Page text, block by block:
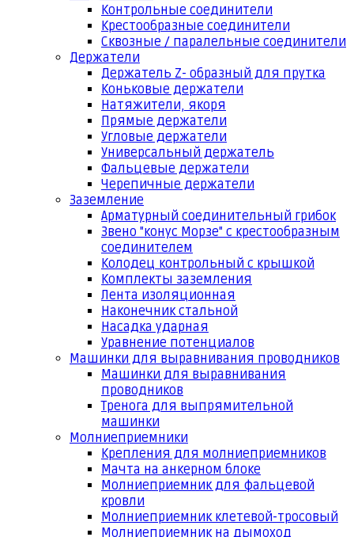
Контрольные соединители
Крестообразные соединители
Сквозные / паралельные соединители
Держатели
Держатель Z- образный для прутка
Коньковые держатели
Натяжители, якоря
Прямые держатели
Угловые держатели
Универсальный держатель
Фальцевые держатели
Черепичные держатели
Заземление
Арматурный соединительный грибок
Звено "конус Морзе" с крестообразным
соединителем
Колодец контрольный с крышкой
Комплекты заземления
Лента изоляционная
Наконечник стальной
Насадка ударная
Уравнение потенциалов
Машинки для выравнивания проводников
Машинки для выравнивания
проводников
Тренога для выпрямительной
машинки
Молниеприемники
Крепления для молниеприемников
Мачта на анкерном блоке
Молниеприемник для фальцевой
кровли
Молниеприемник клетевой-тросовый
Молниеприемник на дымоход